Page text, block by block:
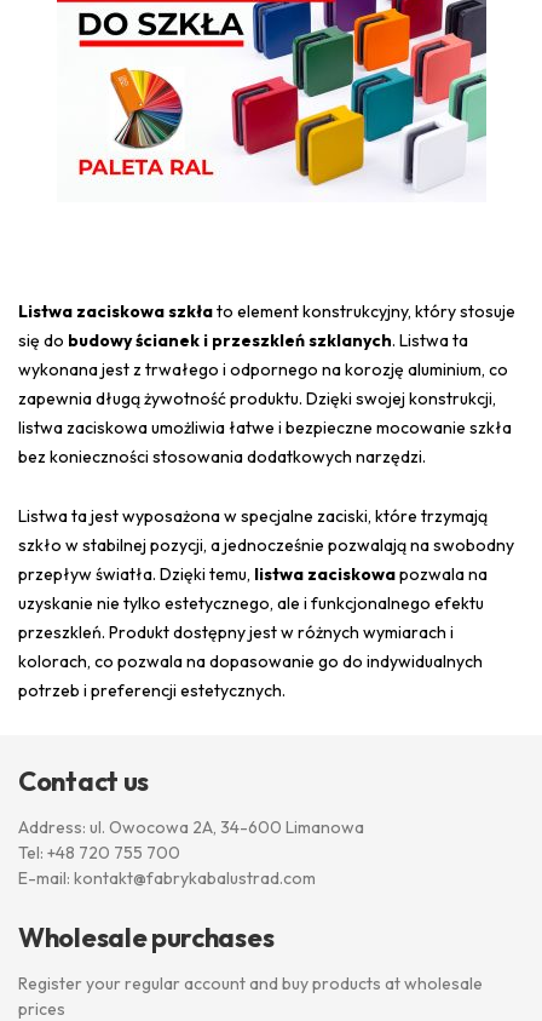
Listwa zaciskowa szkłato element konstrukcyjny, który stosuje
się do budowy ścianek i przeszkleń szklanych. Listwa ta
wykonana jest z trwałego i odpornego na korozję aluminium, co
zapewnia długą żywotność produktu. Dzięki swojej konstrukcji,
listwa zaciskowa umożliwia łatwe i bezpieczne mocowanie szkła
bez konieczności stosowania dodatkowych narzędzi.
Listwa ta jest wyposażona w specjalne zaciski, które trzymają
szkło w stabilnej pozycji, a jednocześnie pozwalają na swobodny
przepływ światła. Dzięki temu, listwa zaciskowapozwala na
uzyskanie nie tylko estetycznego, ale i funkcjonalnego efektu
przeszkleń. Produkt dostępny jest w różnych wymiarach i
kolorach, co pozwala na dopasowanie go do indywidualnych
potrzeb i preferencji estetycznych.
Contact us
Address: ul. Owocowa 2A, 34-600 Limanowa
Tel: +48 720 755 700
E-mail: kontakt@fabrykabalustrad.com
Wholesale purchases
Register your regular account and buy products at wholesale
prices